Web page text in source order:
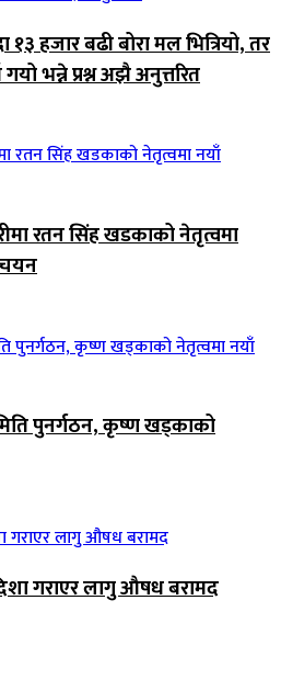
हजार बढी बोरा मल भित्रियो, तर
भन्ने प्रश्न अझै अनुत्तरित
रतन सिंह खडकाको नेतृत्वमा
चयन
पुनर्गठन, कृष्ण खड्काको
गराएर लागु औषध बरामद